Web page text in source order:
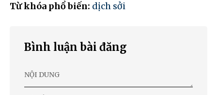
Từ khóa phổ biến: dịch sởi
Bình luận bài đăng